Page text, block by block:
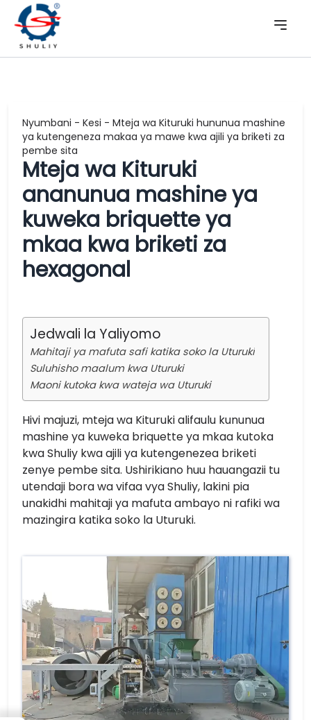
Nyumbani - Kesi - Mteja wa Kituruki hununua mashine
ya kutengeneza makaa ya mawe kwa ajili ya briketi za
pembe sita
Mteja wa Kituruki
ananunua mashine ya
kuweka briquette ya
mkaa kwa briketi za
hexagonal
Jedwali la Yaliyomo
Mahitaji ya mafuta safi katika soko la Uturuki
Suluhisho maalum kwa Uturuki
Maoni kutoka kwa wateja wa Uturuki
Hivi majuzi, mteja wa Kituruki alifaulu kununua
mashine ya kuweka briquette ya mkaa kutoka
kwa Shuliy kwa ajili ya kutengenezea briketi
zenye pembe sita. Ushirikiano huu hauangazii tu
utendaji bora wa vifaa vya Shuliy, lakini pia
unakidhi mahitaji ya mafuta ambayo ni rafiki wa
mazingira katika soko la Uturuki.